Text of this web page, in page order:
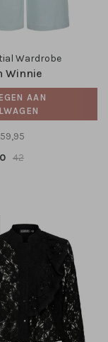
Wardrobe
Winnie
AAN
42